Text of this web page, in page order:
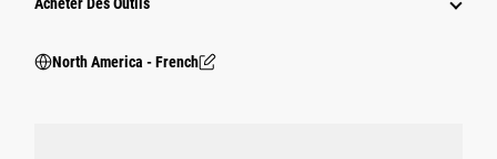
North America - French